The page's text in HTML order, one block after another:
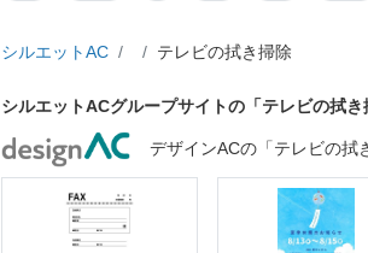
シルエットAC テレビの拭き掃除
シルエットACグループサイトの「テレビの拭
デザインACの「テレビの拭